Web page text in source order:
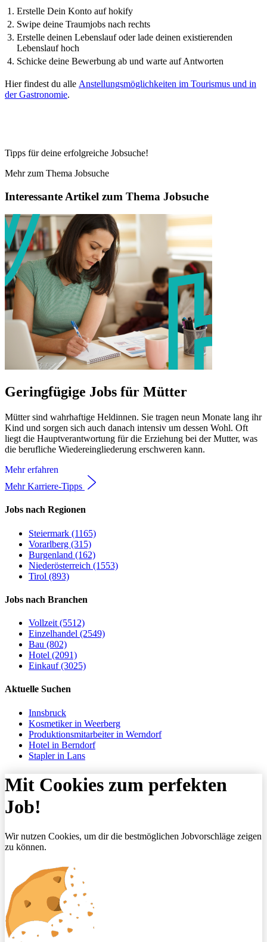
Erstelle Dein Konto auf hokify
Swipe deine Traumjobs nach rechts
Erstelle deinen Lebenslauf oder lade deinen existierenden
Lebenslauf hoch
Schicke deine Bewerbung ab und warte auf Antworten
Hier findest du alle Anstellungsmöglichkeiten im Tourismus und in
der Gastronomie.
Tipps für deine erfolgreiche Jobsuche!
Mehr zum Thema Jobsuche
Interessante Artikel zum Thema Jobsuche
Geringfügige Jobs für Mütter
Mütter sind wahrhaftige Heldinnen. Sie tragen neun Monate lang ihr
Kind und sorgen sich auch danach intensiv um dessen Wohl. Oft
liegt die Hauptverantwortung für die Erziehung bei der Mutter, was
die berufliche Wiedereingliederung erschweren kann.
Mehr erfahren
Mehr Karriere-Tipps
Jobs nach Regionen
Steiermark (1165)
Vorarlberg (315)
Burgenland (162)
Niederösterreich (1553)
Tirol (893)
Jobs nach Branchen
Vollzeit (5512)
Einzelhandel (2549)
Bau (802)
Hotel (2091)
Einkauf (3025)
Aktuelle Suchen
Innsbruck
Kosmetiker in Weerberg
Produktionsmitarbeiter in Werndorf
Hotel in Berndorf
Stapler in Lans
Mit Cookies zum perfekten
Job!
Wir nutzen Cookies, um dir die bestmöglichen Jobvorschläge zeigen
zu können.